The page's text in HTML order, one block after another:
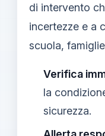
di intervento
incertezze e a
scuola,
Verifica
la
sicurezza.